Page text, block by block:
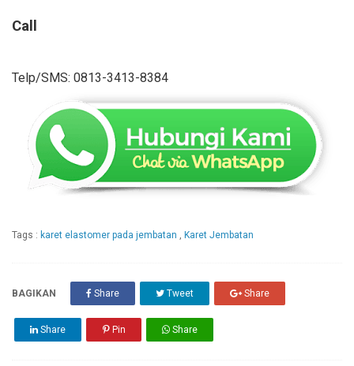
Call
Telp/SMS: 0813-3413-8384
Tags : karet elastomer pada jembatan , Karet Jembatan
BAGIKAN Share Tweet Share
Share Pin Share